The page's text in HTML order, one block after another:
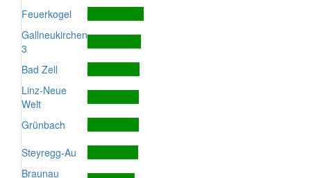
Feuerkogel
Gallneukirchen
3
Bad Zell
Linz-Neue
Welt
Grünbach
Steyregg-Au
Braunau